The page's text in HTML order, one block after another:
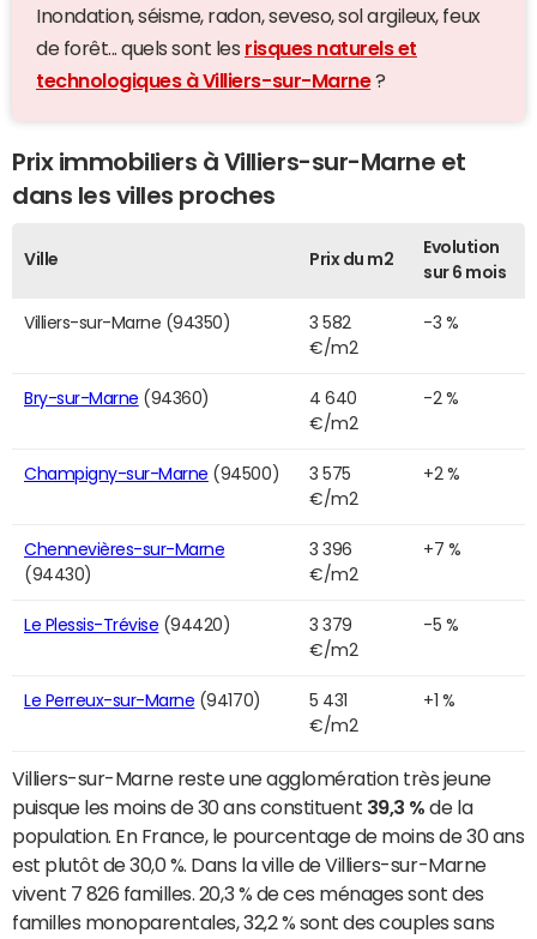
Inondation, séisme, radon, seveso, sol argileux, feux
de forêt... quels sont les risques naturels et
technologiques à Villiers-sur-Marne?
Prix immobiliers à Villiers-sur-Marne et
dans les villes proches
Ville Prix du m2
Evolution
sur 6 mois
Villiers-sur-Marne (94350)
3 582
€/m2
-3 %
Bry-sur-Marne (94360)
4 640
€/m2
-2 %
Champigny-sur-Marne (94500)
3 575
€/m2
+2 %
Chennevières-sur-Marne
(94430)
3 396
€/m2
+7 %
Le Plessis-Trévise (94420)
3 379
€/m2
-5 %
Le Perreux-sur-Marne (94170)
5 431
€/m2
+1 %
Villiers-sur-Marne reste une agglomération très jeune
puisque les moins de 30 ans constituent 39,3 % de la
population. En France, le pourcentage de moins de 30 ans
est plutôt de 30,0 %. Dans la ville de Villiers-sur-Marne
vivent 7 826 familles. 20,3 % de ces ménages sont des
familles monoparentales, 32,2 % sont des couples sans